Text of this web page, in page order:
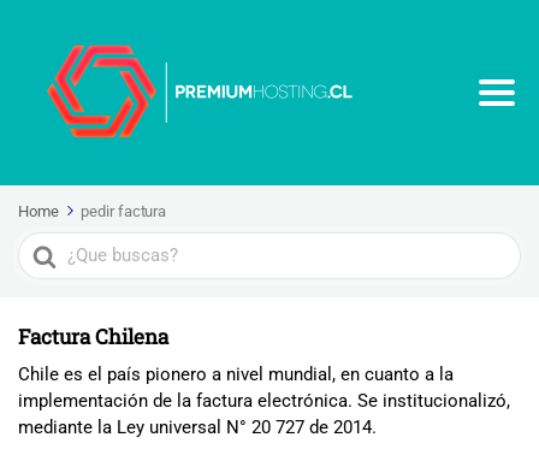
Home pedir factura
Search
For
Factura Chilena
Chile es el país pionero a nivel mundial, en cuanto a la
implementación de la factura electrónica. Se institucionalizó,
mediante la Ley universal N° 20 727 de 2014.